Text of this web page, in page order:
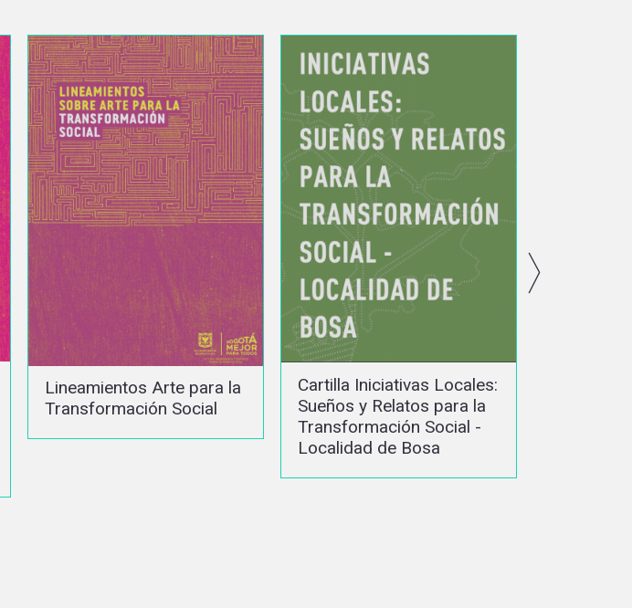
Cartilla Iniciativas Locales:
Sueños y Relatos para la
Cartilla Iniciativas Locales:
Sueños y Relatos para la
Transformación Social -
Localidad de los Mártires